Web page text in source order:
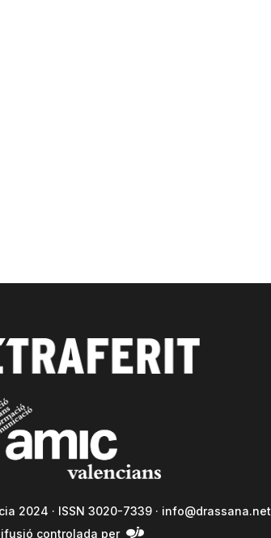
2024 · ISSN 3020-7339 · info@drassana.net
controlada per